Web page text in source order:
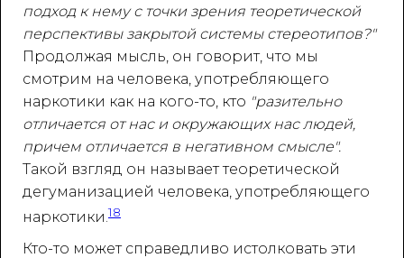
подход к нему с точки зрения теоретической
перспективы закрытой системы стереотипов?"
Продолжая мысль, он говорит, что мы
смотрим на человека, употребляющего
наркотики как на кого-то, кто "разительно
отличается от нас и окружающих нас людей,
причем отличается в негативном смысле".
Такой взгляд он называет теоретической
дегуманизацией человека, употребляющего
наркотики.18
Кто-то может справедливо истолковать эти